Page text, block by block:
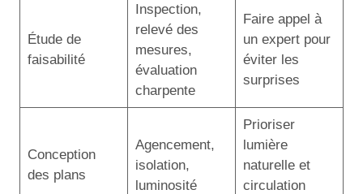
Étude de
faisabilité
Inspection,
relevé des
mesures,
évaluation
charpente
Faire appel à
un expert pour
éviter les
surprises
Conception
des plans
Agencement,
isolation,
luminosité
Prioriser
lumière
naturelle et
circulation